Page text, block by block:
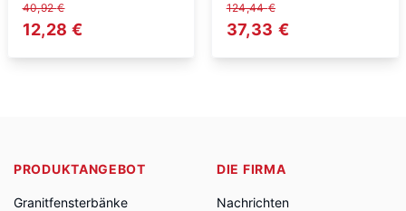
40,92€
Ursprünglicher Preis war: 40,92 €
12,28 € Aktueller Preis ist: 12,28 €.
124,44€
Ursprünglicher Preis
37,33 €Aktueller
PRODUKTANGEBOT
Granitfensterbänke
DIE FIRMA
Nachrichten